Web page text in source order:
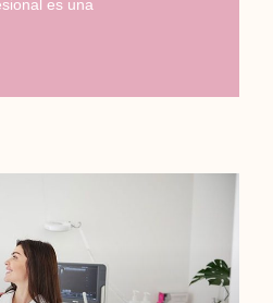
es una